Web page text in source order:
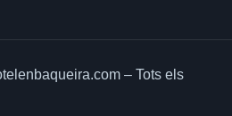
– Tots els